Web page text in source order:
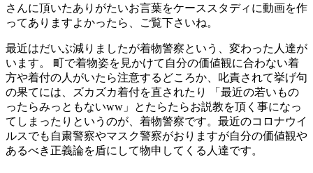
さんに頂いたありがたいお言葉をケーススタディに動画を作
ってありますよかったら、ご覧下さいね。
最近はだいぶ減りましたが着物警察という、変わった人達が
います。 町で着物姿を見かけて自分の価値観に合わない着
方や着付の人がいたら注意するどころか、叱責されて挙げ句
の果てには、ズカズカ着付を直されたり 「最近の若いもの
ったらみっともないww」とたらたらお説教を頂く事になっ
てしまったりというのが、着物警察です。最近のコロナウイ
ルスでも自粛警察やマスク警察がおりますが自分の価値観や
あるべき正義論を盾にして物申してくる人達です。